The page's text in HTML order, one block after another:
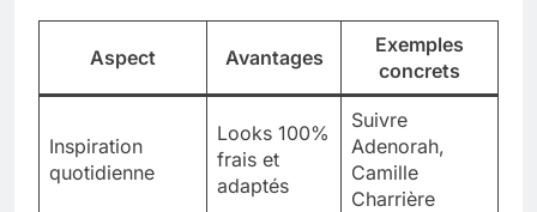
Aspect Avantages
Exemples
concrets
Inspiration
quotidienne
Looks 100%
frais et
adaptés
Suivre
Adenorah,
Camille
Charrière